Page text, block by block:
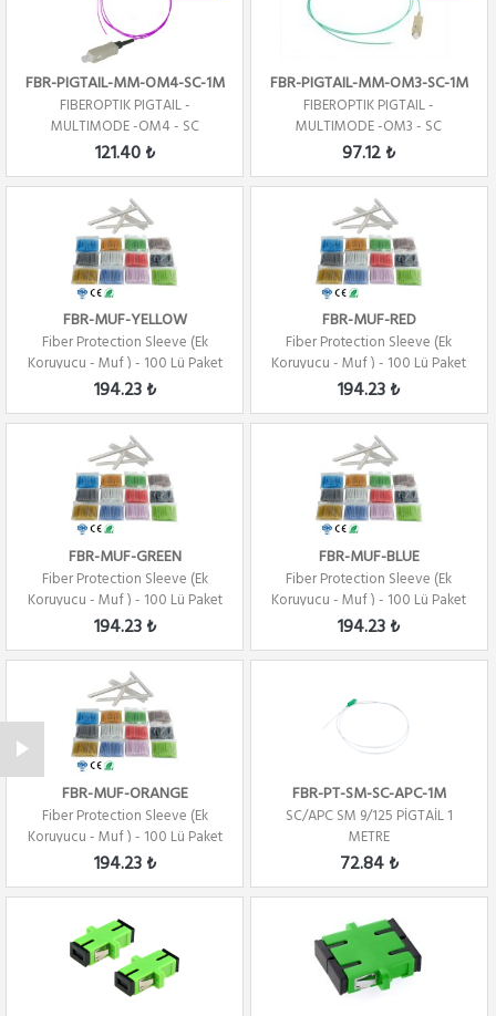
FBR-PIGTAIL-MM-OM4-SC-1M
FIBEROPTIK PIGTAIL -
MULTIMODE -OM4 - SC
CONNECTOR -1 CORE - 1 ME...
121.40 ₺
FBR-PIGTAIL-MM-OM3-SC-1M
FIBEROPTIK PIGTAIL -
MULTIMODE -OM3 - SC
CONNECTOR -1 CORE - 1 ME...
97.12 ₺
FBR-MUF-YELLOW
Fiber Protection Sleeve (Ek
Koruyucu - Muf ) - 100 Lü Paket
- SARI
194.23 ₺
FBR-MUF-RED
Fiber Protection Sleeve (Ek
Koruyucu - Muf ) - 100 Lü Paket
- KIRM...
194.23 ₺
FBR-MUF-GREEN
Fiber Protection Sleeve (Ek
Koruyucu - Muf ) - 100 Lü Paket
- YEŞİ...
194.23 ₺
FBR-MUF-BLUE
Fiber Protection Sleeve (Ek
Koruyucu - Muf ) - 100 Lü Paket
- MAVİ
194.23 ₺
FBR-MUF-ORANGE
Fiber Protection Sleeve (Ek
Koruyucu - Muf ) - 100 Lü Paket
- TURU...
194.23 ₺
FBR-PT-SM-SC-APC-1M
SC/APC SM 9/125 PİGTAİL 1
METRE
72.84 ₺